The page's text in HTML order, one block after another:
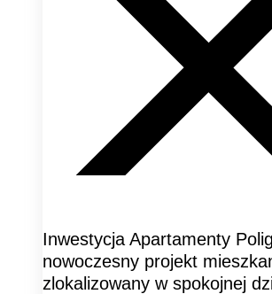
Inwestycja Apartamenty
nowoczesny projekt
zlokalizowany w spokojnej